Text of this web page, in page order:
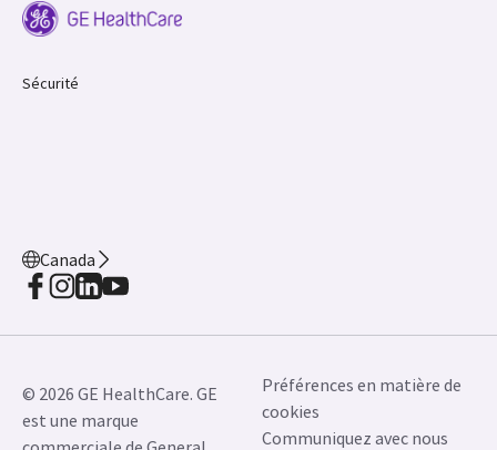
Sécurité
Canada
© 2026 GE HealthCare. GE
est une marque
Préférences en matière de
cookies
Communiquez avec nous